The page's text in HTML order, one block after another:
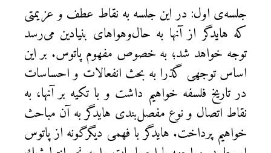
جلسه‌ی اول: در اين جلسه به نقاط عطف و عزیمتی
که هايدگر از آنها به حال‌وهواهای بنيادين می‌رسد
توجه خواهد شد؛ به خصوص مفهوم پاتوس. بر اين
اساس توجهی گذرا به بحث انفعالات و احساسات
در تاريخ فلسفه خواهيم داشت و با تکیه بر آنها، به
نقاط اتصال و نوع مفصل‌بندی هايدگر به آن مباحث
خواهيم پرداخت. هايدگر با فهمی ديگرگونه از پاتوس